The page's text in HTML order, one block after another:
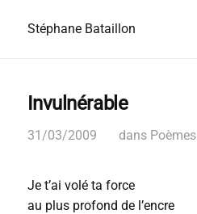
Stéphane Bataillon
Invulnérable
31/03/2009 dans Poèmes
Je t’ai volé ta force
au plus profond de l’encre